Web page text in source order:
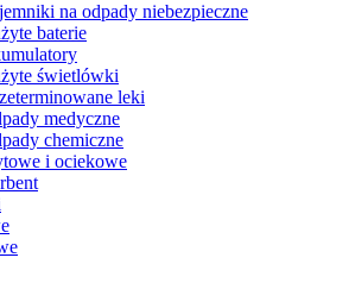
na odpady niebezpieczne
baterie
świetlówki
leki
medyczne
chemiczne
i ociekowe